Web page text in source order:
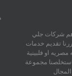
شركات جلي
تقديم خدمات
او فلبينية
مجموعة